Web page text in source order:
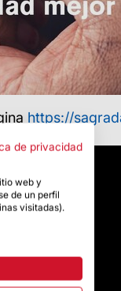
https://
de privacidad
web y
de un perfil
visitadas).